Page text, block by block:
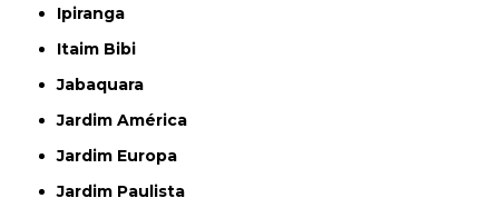
Ipiranga
Itaim Bibi
Jabaquara
Jardim América
Jardim Europa
Jardim Paulista